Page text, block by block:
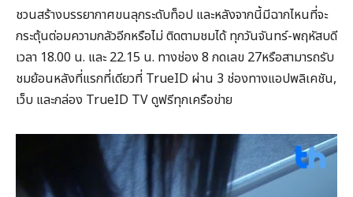
ชวนสร้างบรรยากาศขนลุกระดับท็อป และหลังจากนี้มีฉากไหนที่จะ
กระตุ้นต่อมความกลัวอีกหรือไม่ ติดตามชมได้ ทุกวันจันทร์-พฤหัสบดี
เวลา 18.00 น. และ 22.15 น. ทางช่อง 8 กดเลข 27หรือสามารถรับ
ชมย้อนหลังที่แรกที่เดียวที่ TrueID ผ่าน 3 ช่องทางแอปพลิเคชัน,
เว็บ และกล่อง TrueID TV ดูฟรีทุกเครือข่าย